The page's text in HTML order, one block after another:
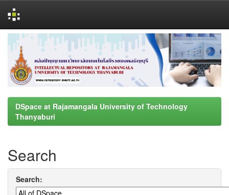
navigation
DSpace at Rajamangala University of Technology
Thanyaburi
Search
Search: